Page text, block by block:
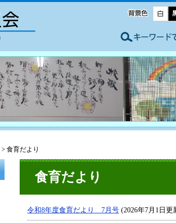
> 食育だより
食育だより
令和8年度食育だより 7月号 (2026年7月1日更